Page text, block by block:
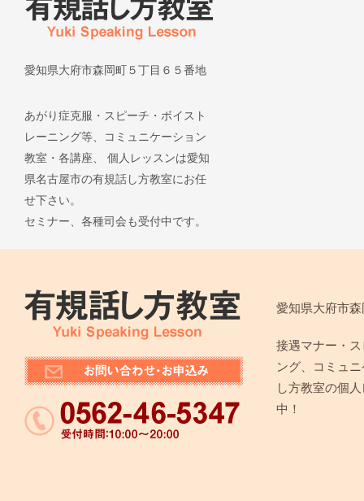
愛知県大府市森岡町５丁目６５番地
あがり症克服・スピーチ・ボイスト
レーニング等、コミュニケーション
教室・各講座、 個人レッスンは愛知
県名古屋市の有規話し方教室にお任
せ下さい。
セミナー、各種司会も受付中です。
愛知県大府市
接遇マナー・
ング、コミュ
し方教室の個
中！